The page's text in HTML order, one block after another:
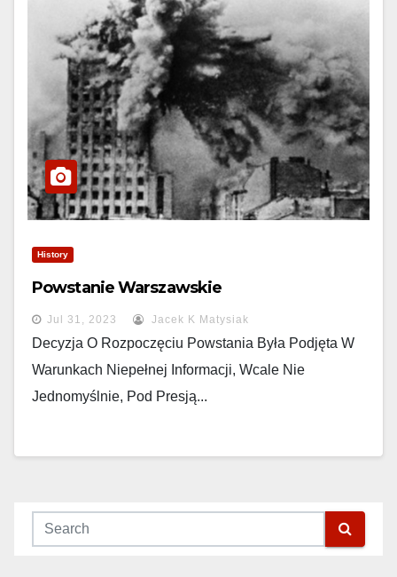
History
Powstanie Warszawskie
Jul 31, 2023 Jacek K Matysiak
Decyzja O Rozpoczęciu Powstania Była Podjęta W
Warunkach Niepełnej Informacji, Wcale Nie
Jednomyślnie, Pod Presją...